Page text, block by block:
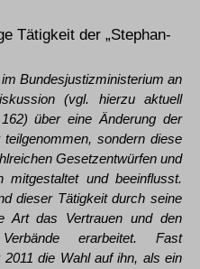
Tätigkeit der „Stephan-
Bundesjustizministerium an
(vgl. hierzu aktuell
über eine Änderung der
sondern diese
Gesetzentwürfen und
mitgestaltet und beeinflusst.
dieser Tätigkeit durch seine
Art das Vertrauen und den
erarbeitet. Fast
die Wahl auf ihn, als ein